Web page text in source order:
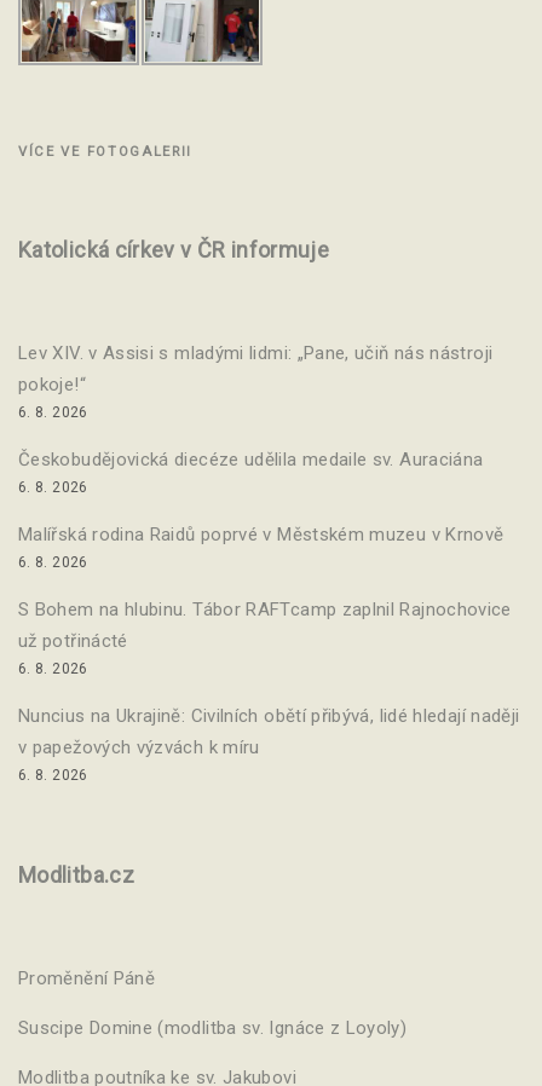
VÍCE VE FOTOGALERII
Katolická církev v ČR informuje
Lev XIV. v Assisi s mladými lidmi: „Pane, učiň nás nástroji
pokoje!“
6. 8. 2026
Českobudějovická diecéze udělila medaile sv. Auraciána
6. 8. 2026
Malířská rodina Raidů poprvé v Městském muzeu v Krnově
6. 8. 2026
S Bohem na hlubinu. Tábor RAFTcamp zaplnil Rajnochovice
už potřinácté
6. 8. 2026
Nuncius na Ukrajině: Civilních obětí přibývá, lidé hledají naději
v papežových výzvách k míru
6. 8. 2026
Modlitba.cz
Proměnění Páně
Suscipe Domine (modlitba sv. Ignáce z Loyoly)
Modlitba poutníka ke sv. Jakubovi